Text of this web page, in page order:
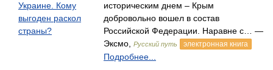
Украине. Кому
выгоден раскол
страны?
историческим днем – Крым
добровольно вошел в состав
Российской Федерации. Наравне с… —
Эксмо,
Русский путь электронная книга
Подробнее...